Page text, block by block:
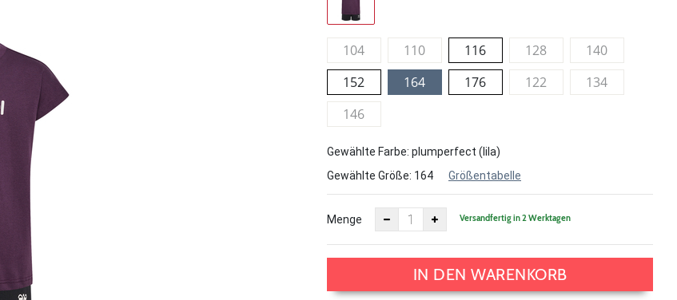
104 110 116 128
140
152
164 176 122
134
146
Gewählte Farbe: plumperfect (lila)
Gewählte Größe: 164 Größentabelle
Menge Versandfertig in 2 Werktagen
IN DEN WARENKORB